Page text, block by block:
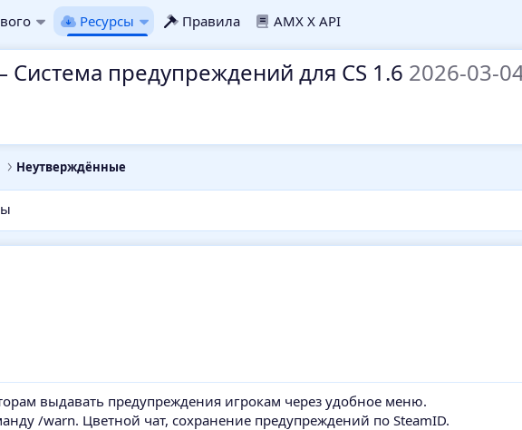
Ресурсы Правила AMX X API
Система предупреждений для CS 1.6 2026-03-
Неутверждённые
выдавать предупреждения игрокам через удобное меню.
/warn. Цветной чат, сохранение предупреждений по SteamID.